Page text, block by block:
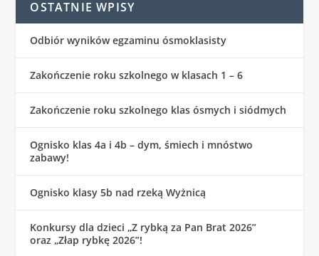
OSTATNIE WPISY
Odbiór wyników egzaminu ósmoklasisty
Zakończenie roku szkolnego w klasach 1 – 6
Zakończenie roku szkolnego klas ósmych i siódmych
Ognisko klas 4a i 4b – dym, śmiech i mnóstwo
zabawy!
Ognisko klasy 5b nad rzeką Wyżnicą
Konkursy dla dzieci „Z rybką za Pan Brat 2026”
oraz „Złap rybkę 2026”!